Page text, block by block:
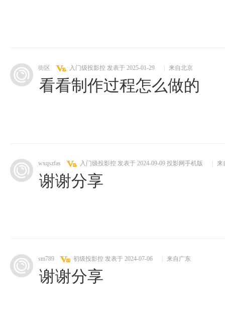
街区 入门级投影控 发表于 2025-01-29 来自北京
看看制作过程怎么做的
wxqszfas 入门级投影控 发表于 2024-09-09 投影网手机版 来
谢谢分享
sm789 初级投影控 发表于 2024-07-06 来自广东
谢谢分享